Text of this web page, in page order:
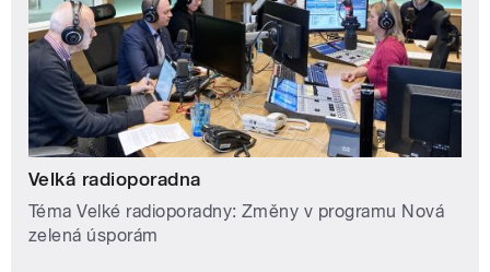
Velká radioporadna
Téma Velké radioporadny: Změny v programu Nová
zelená úsporám